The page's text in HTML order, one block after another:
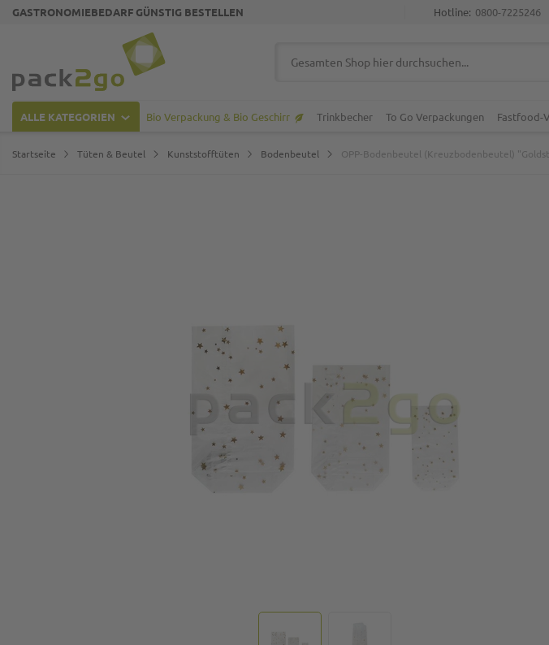
GASTRONOMIEBEDARF GÜNSTIG BESTELLEN Hotline: 0800-7225246
ALLE KATEGORIEN Bio Verpackung & Bio Geschirr Trinkbecher To Go Verpackungen Fastfood-
Startseite Tüten & Beutel Kunststofftüten Bodenbeutel OPP-Bodenbeutel (Kreuzbodenbeutel)